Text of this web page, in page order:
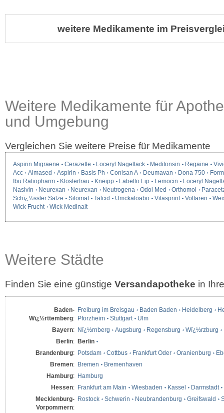
weitere Medikamente im
Weitere Medikamente für
und Umgebung
Vergleichen Sie weitere Preise für Medikamente
Aspirin Migraene Cerazette Loceryl Nagellack Meditonsin Regaine
Acc
Almased Aspirin Basis Ph Conisan A Deumavan Dona 750
Ibu Ratiopharm
Klosterfrau Kneipp Labello Lip Lemocin
Loceryl
Nasivin
Neurexan Neurexan Neutrogena Odol Med Orthomol
Schï¿½ssler Salze
Silomat Talcid Umckaloabo Vitasprint Voltaren
Wick Frucht
Wick Medinait
Weitere Städte
Finden Sie eine günstige Versandapotheke in
Baden-
Wï¿½rttemberg:
Freiburg im Breisgau Baden Baden Heidelberg
Pforzheim
Stuttgart
Ulm
Bayern: Nï¿½rnberg Augsburg Regensburg Wï¿½rzburg
Berlin: Berlin
Brandenburg: Potsdam Cottbus Frankfurt Oder Oranienburg
Bremen: Bremen
Bremenhaven
Hamburg: Hamburg
Hessen: Frankfurt am Main Wiesbaden Kassel
Darmstadt
Mecklenburg-
Vorpommern:
Rostock Schwerin Neubrandenburg Greifswald